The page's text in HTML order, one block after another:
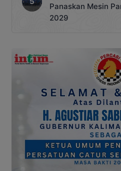
Panaskan Mesin
2029